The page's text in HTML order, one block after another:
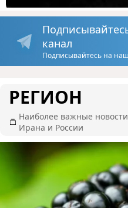
канал
Подписывайтесь на
РЕГИОН
Наиболее важные
Ирана и России